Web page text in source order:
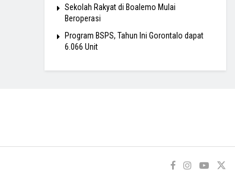
Sekolah Rakyat di Boalemo Mulai
Beroperasi
Program BSPS, Tahun Ini Gorontalo dapat
6.066 Unit